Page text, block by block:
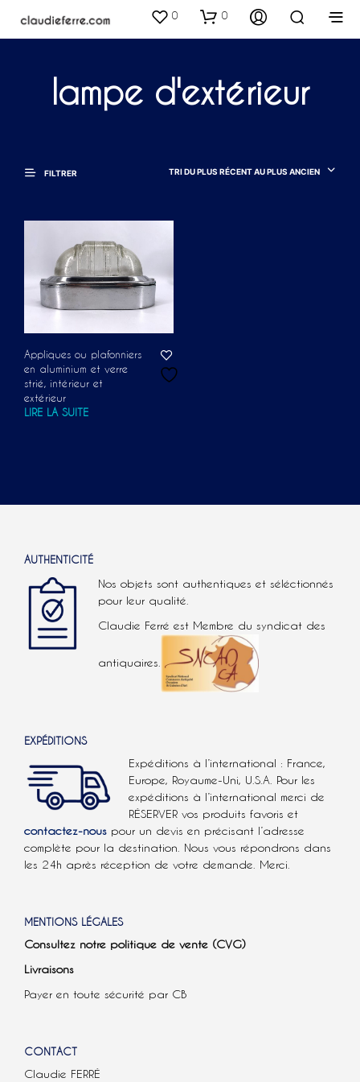
0 0
lampe d'extérieur
FILTRER TRI DU PLUS RÉCENT AU PLUS ANCIEN
Appliques ou plafonniers
en aluminium et verre
strié, intérieur et
extérieur
LIRE LA SUITE
AUTHENTICITÉ
Nos objets sont authentiques et séléctionnés
pour leur qualité.
Claudie Ferré est Membre du syndicat des
antiquaires.
EXPÉDITIONS
Expéditions à l’international : France,
Europe, Royaume-Uni, U.S.A. Pour les
expéditions à l’international merci de
RÉSERVER vos produits favoris et
contactez-nous pour un devis en précisant l’adresse
complète pour la destination. Nous vous répondrons dans
les 24h après réception de votre demande. Merci.
MENTIONS LÉGALES
Consultez notre politique de vente (CVG)
Livraisons
Payer en toute sécurité par CB
CONTACT
Claudie FERRÉ